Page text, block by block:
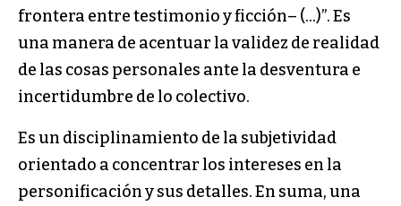
frontera entre testimonio y ficción– (…)”. Es
una manera de acentuar la validez de realidad
de las cosas personales ante la desventura e
incertidumbre de lo colectivo.
Es un disciplinamiento de la subjetividad
orientado a concentrar los intereses en la
personificación y sus detalles. En suma, una